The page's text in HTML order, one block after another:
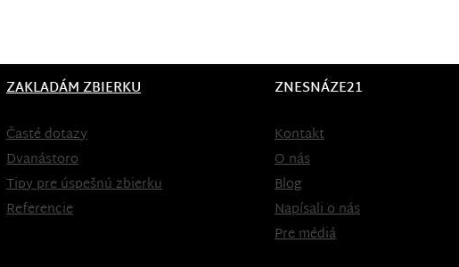
ZAKLADÁM ZBIERKU
Časté dotazy
Dvanástoro
Tipy pre úspešnú zbierku
Referencie
ZNESNÁZE21
Kontakt
O nás
Blog
Napísali o nás
Pre médiá